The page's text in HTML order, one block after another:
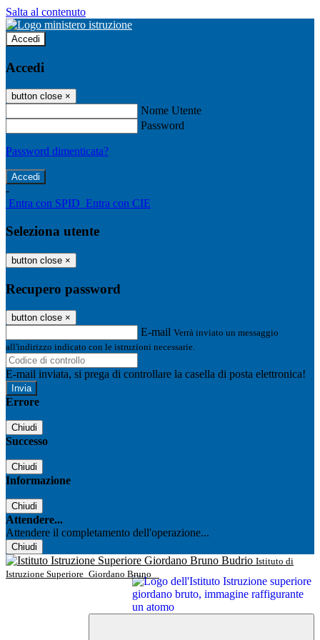
Salta al contenuto
Accedi
Accedi
button close ×
Nome Utente
Password
Password dimenticata?
-
Entra con SPID Entra con CIE
Seleziona utente
button close ×
Recupero password
button close ×
E-mail Verrà inviato un messaggio
all'indirizzo indicato con le istruzioni necessarie.
E-mail inviata, si prega di controllare la casella di posta elettronica!
Errore
Chiudi
Successo
Chiudi
Informazione
Chiudi
Attendere...
Attendere il completamento dell'operazione...
Chiudi
Istituto di
Istruzione Superiore Giordano Bruno